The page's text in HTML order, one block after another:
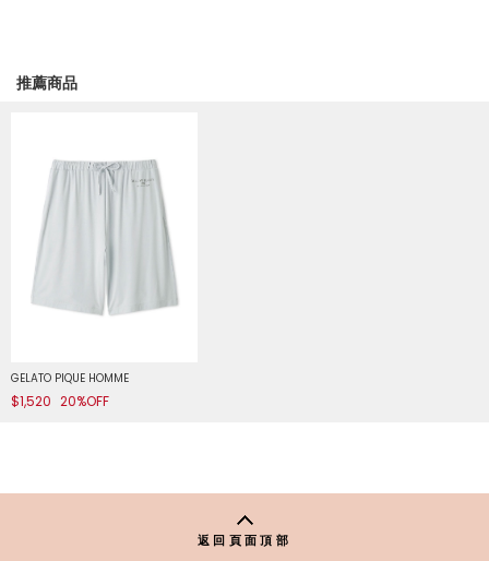
推薦商品
GELATO PIQUE HOMME
$1,520 20%OFF
返回頁面頂部